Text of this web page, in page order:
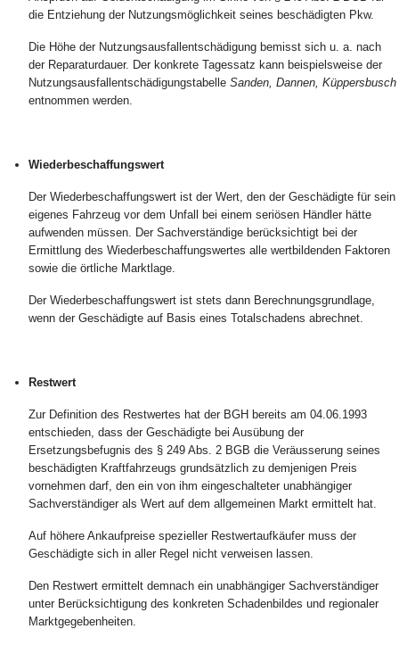
die Entziehung der Nutzungsmöglichkeit seines beschädigten Pkw.
Die Höhe der Nutzungsausfallentschädigung bemisst sich u. a. nach
der Reparaturdauer. Der konkrete Tagessatz kann beispielsweise der
Nutzungsausfallentschädigungstabelle Sanden, Dannen, Küppersbusch
entnommen werden.
Wiederbeschaffungswert
Der Wiederbeschaffungswert ist der Wert, den der Geschädigte für sein
eigenes Fahrzeug vor dem Unfall bei einem seriösen Händler hätte
aufwenden müssen. Der Sachverständige berücksichtigt bei der
Ermittlung des Wiederbeschaffungswertes alle wertbildenden Faktoren
sowie die örtliche Marktlage.
Der Wiederbeschaffungswert ist stets dann Berechnungsgrundlage,
wenn der Geschädigte auf Basis eines Totalschadens abrechnet.
Restwert
Zur Definition des Restwertes hat der BGH bereits am 04.06.1993
entschieden, dass der Geschädigte bei Ausübung der
Ersetzungsbefugnis des § 249 Abs. 2 BGB die Veräusserung seines
beschädigten Kraftfahrzeugs grundsätzlich zu demjenigen Preis
vornehmen darf, den ein von ihm eingeschalteter unabhängiger
Sachverständiger als Wert auf dem allgemeinen Markt ermittelt hat.
Auf höhere Ankaufpreise spezieller Restwertaufkäufer muss der
Geschädigte sich in aller Regel nicht verweisen lassen.
Den Restwert ermittelt demnach ein unabhängiger Sachverständiger
unter Berücksichtigung des konkreten Schadenbildes und regionaler
Marktgegebenheiten.